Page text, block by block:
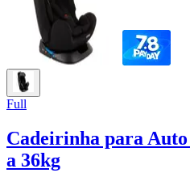
Full
Cadeirinha para
a 36kg